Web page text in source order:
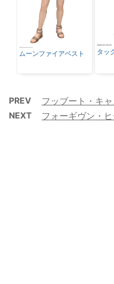
ムーンファイアベスト タッ
PREV フッブート・キ
NEXT フォーギヴン・